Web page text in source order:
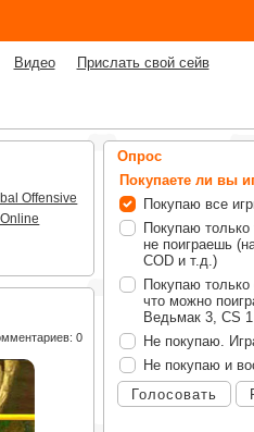
Видео Прислать свой сейв
Offensive
0
Опрос
Покупаете ли вы
Покупаю все
Покупаю только
не поиграешь
COD и т.д.)
Покупаю
что можно
Ведьмак 3, CS
Не покупаю.
Не покупаю и
Голосовать